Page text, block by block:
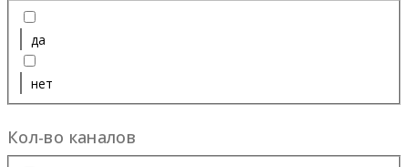
да
нет
Кол-во каналов